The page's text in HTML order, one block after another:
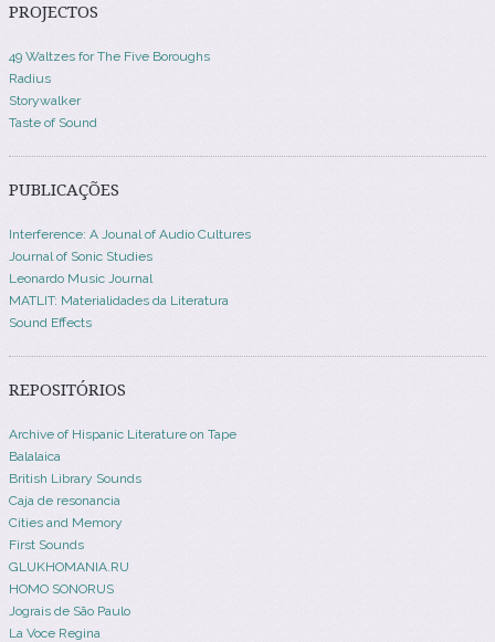
PROJECTOS
49 Waltzes for The Five Boroughs
Radius
Storywalker
Taste of Sound
PUBLICAÇÕES
Interference: A Jounal of Audio Cultures
Journal of Sonic Studies
Leonardo Music Journal
MATLIT: Materialidades da Literatura
Sound Effects
REPOSITÓRIOS
Archive of Hispanic Literature on Tape
Balalaica
British Library Sounds
Caja de resonancia
Cities and Memory
First Sounds
GLUKHOMANIA.RU
HOMO SONORUS
Jograis de São Paulo
La Voce Regina